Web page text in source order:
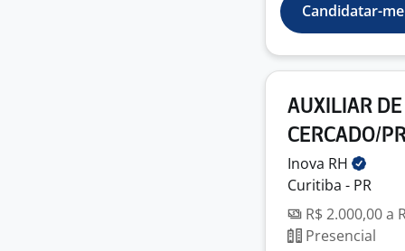
Candidatar-me
AUXILIAR
CERCADO/
Inova RH
Curitiba - PR
R$ 2.000,00 a
Presencial